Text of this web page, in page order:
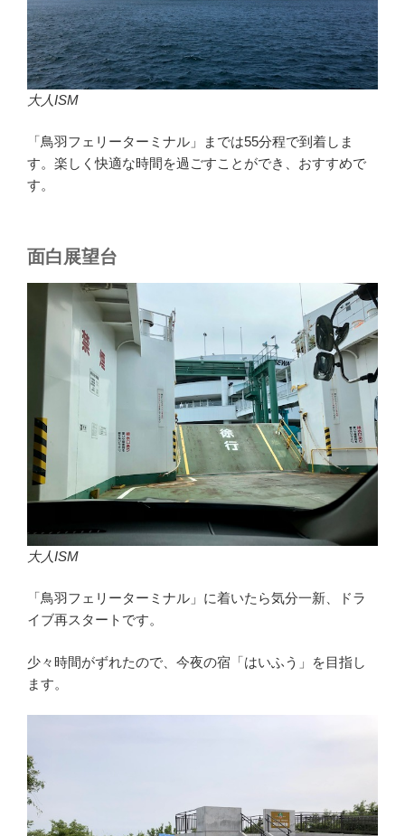
大人ISM
「鳥羽フェリーターミナル」までは55分程で到着しま
す。楽しく快適な時間を過ごすことができ、おすすめで
す。
面白展望台
大人ISM
「鳥羽フェリーターミナル」に着いたら気分一新、ドラ
イブ再スタートです。
少々時間がずれたので、今夜の宿「はいふう」を目指し
ます。